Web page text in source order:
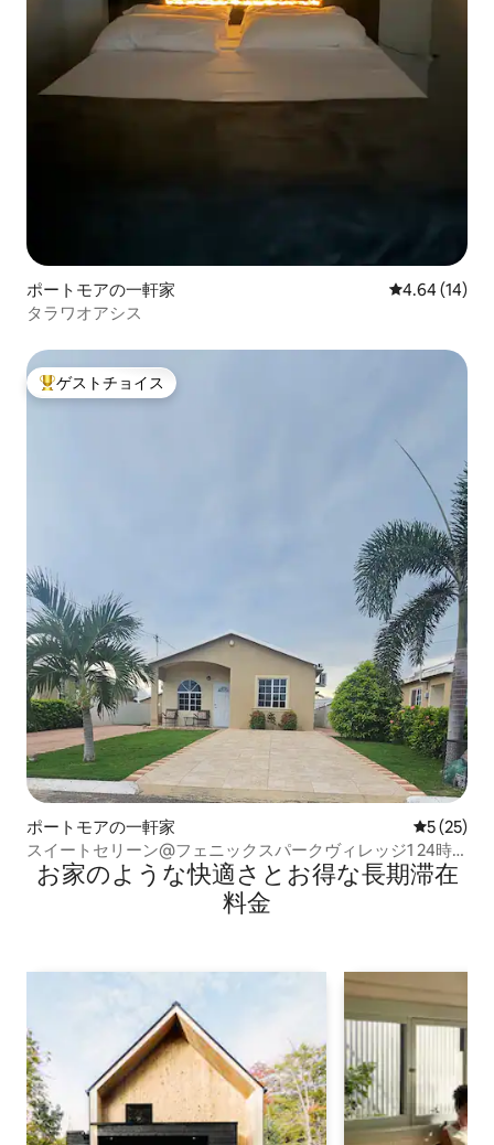
ポートモアの一軒家 レビュー14
4.64 (14)
タラワオアシス
大好評のゲストチョイスです。
ゲストチョイス
ポートモアの一軒家 レビュー
5 (25)
スイートセリーン@フェニックスパークヴィレッジ1 24時
間セキュリティ
お家のような快⁠適⁠さ⁠とお⁠得⁠な長⁠期⁠滞⁠在
料⁠金